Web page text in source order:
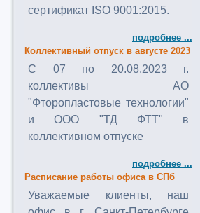
сертификат ISO 9001:2015.
подробнее ...
Коллективный отпуск в августе 2023
C 07 по 20.08.2023 г.
коллективы АО
"Фторопластовые технологии"
и ООО "ТД ФТТ" в
коллективном отпуске
подробнее ...
Расписание работы офиса в СПб
Уважаемые клиенты, наш